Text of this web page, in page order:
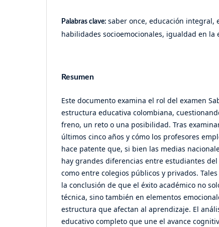
Palabras clave: saber once, educación integral,
habilidades socioemocionales, igualdad en la
Resumen
Este documento examina el rol del examen
estructura educativa colombiana,
freno, un reto o una posibilidad. Tras
últimos cinco años y cómo los profesores
hace patente que, si bien las medias
hay grandes diferencias entre estudiantes
como entre colegios públicos y privados.
la conclusión de que el éxito académico no
técnica, sino también en elementos
estructura que afectan al aprendizaje. El
educativo completo que une el avance